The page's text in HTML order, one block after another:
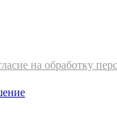
на обработку